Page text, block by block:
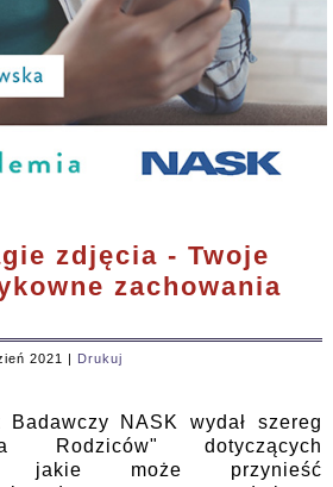
zdjęcia - Twoje
zachowania
2021 Drukuj
Badawczy NASK wydał szereg
Rodziców" dotyczących
jakie może przynieść